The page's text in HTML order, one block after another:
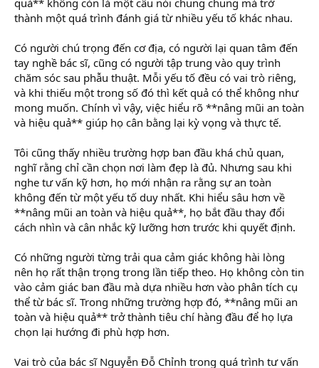
thành một quá trình đánh giá từ nhiều yếu tố khác nhau.
Có người chú trọng đến cơ địa, có người lại quan tâm đến
tay nghề bác sĩ, cũng có người tập trung vào quy trình
chăm sóc sau phẫu thuật. Mỗi yếu tố đều có vai trò riêng,
và khi thiếu một trong số đó thì kết quả có thể không như
mong muốn. Chính vì vậy, việc hiểu rõ **nâng mũi an toàn
và hiệu quả** giúp họ cân bằng lại kỳ vọng và thực tế.
Tôi cũng thấy nhiều trường hợp ban đầu khá chủ quan,
nghĩ rằng chỉ cần chọn nơi làm đẹp là đủ. Nhưng sau khi
nghe tư vấn kỹ hơn, họ mới nhận ra rằng sự an toàn
không đến từ một yếu tố duy nhất. Khi hiểu sâu hơn về
**nâng mũi an toàn và hiệu quả**, họ bắt đầu thay đổi
cách nhìn và cân nhắc kỹ lưỡng hơn trước khi quyết định.
Có những người từng trải qua cảm giác không hài lòng
nên họ rất thận trọng trong lần tiếp theo. Họ không còn tin
vào cảm giác ban đầu mà dựa nhiều hơn vào phân tích cụ
thể từ bác sĩ. Trong những trường hợp đó, **nâng mũi an
toàn và hiệu quả** trở thành tiêu chí hàng đầu để họ lựa
chọn lại hướng đi phù hợp hơn.
Vai trò của bác sĩ Nguyễn Đỗ Chỉnh trong quá trình tư vấn